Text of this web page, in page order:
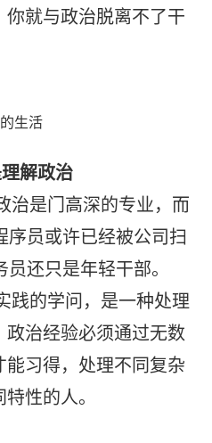
就与政治脱离不了干
生活
解政治
是门高深的专业，而
序员或许已经被公司扫
还只是年轻干部。
的学问，是一种处理
治经验必须通过无数
习得，处理不同复杂
性的人。